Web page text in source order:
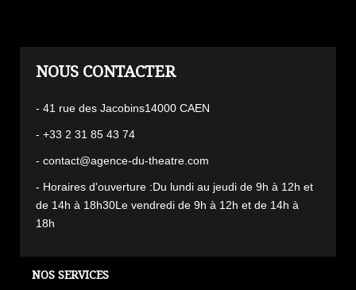
L'AGENCE
- 41 rue des Jacobins14000 CAEN
- +33 2 31 85 43 74
- contact@agence-du-theatre.com
- Horaires d'ouverture :Du lundi au jeudi de 9h à 12h et
de 14h à 18h30Le vendredi de 9h à 12h et de 14h à
18h
NOS SERVICES